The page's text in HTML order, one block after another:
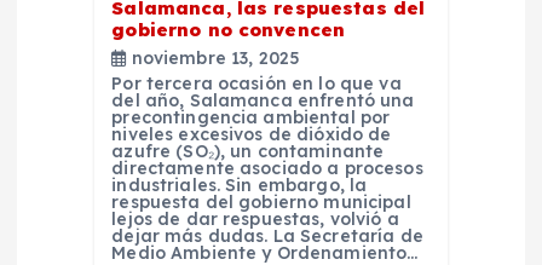
Salamanca, las respuestas del
gobierno no convencen
noviembre 13, 2025
Por tercera ocasión en lo que va
del año, Salamanca enfrentó una
precontingencia ambiental por
niveles excesivos de dióxido de
azufre (SO₂), un contaminante
directamente asociado a procesos
industriales. Sin embargo, la
respuesta del gobierno municipal
lejos de dar respuestas, volvió a
dejar más dudas. La Secretaría de
Medio Ambiente y Ordenamiento…